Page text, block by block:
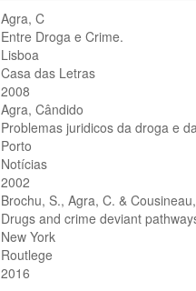
Agra, C
Entre Droga e Crime.
Lisboa
Casa das Letras
2008
Agra, Cândido
Problemas juridicos da droga e
Porto
Notícias
2002
Brochu, S., Agra, C. &
Drugs and crime deviant
New York
Routlege
2016